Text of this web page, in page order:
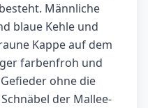
Männliche
blaue Kehle und
Kappe auf dem
farbenfroh und
ohne die
der Mallee-